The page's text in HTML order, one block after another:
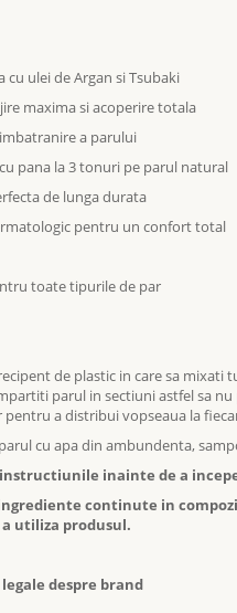
cu ulei de Argan si Tsubaki
maxima si acoperire totala
a parului
pana la 3 tonuri pe parul natural
de lunga durata
pentru un confort total
toate tipurile de par
de plastic in care sa
parul in sectiuni astfel sa
pentru a distribui vopseaua la
cu apa din ambundenta,
inainte de a
continute in
utiliza produsul.
despre brand